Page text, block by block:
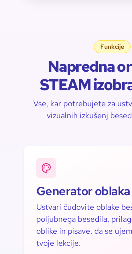
Funkcije
Napredna
STEAM
Vse, kar potrebujete za
vizualnih izkušenj
Generator
Ustvari čudovite oblake
poljubnega besedila,
oblike in pisave, da se
tvoje lekcije.